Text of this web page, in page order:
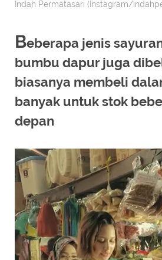
Indah Permatasari (Instagram/
Beberapa jenis
bumbu dapur juga
biasanya membeli
banyak untuk stok
depan